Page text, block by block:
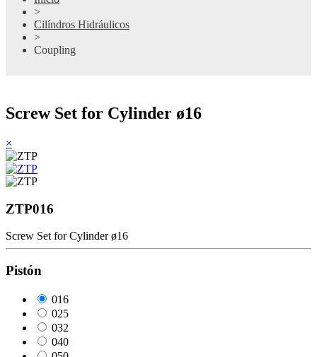
>
Cilíndros Hidráulicos
>
Coupling
Screw Set for Cylinder ø16
×
ZTP016
Screw Set for Cylinder ø16
Pistón
016
025
032
040